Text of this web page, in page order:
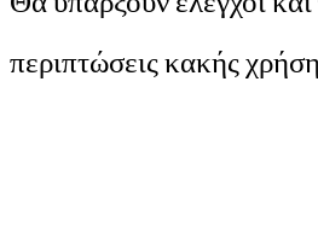
περιπτώσεις κακής